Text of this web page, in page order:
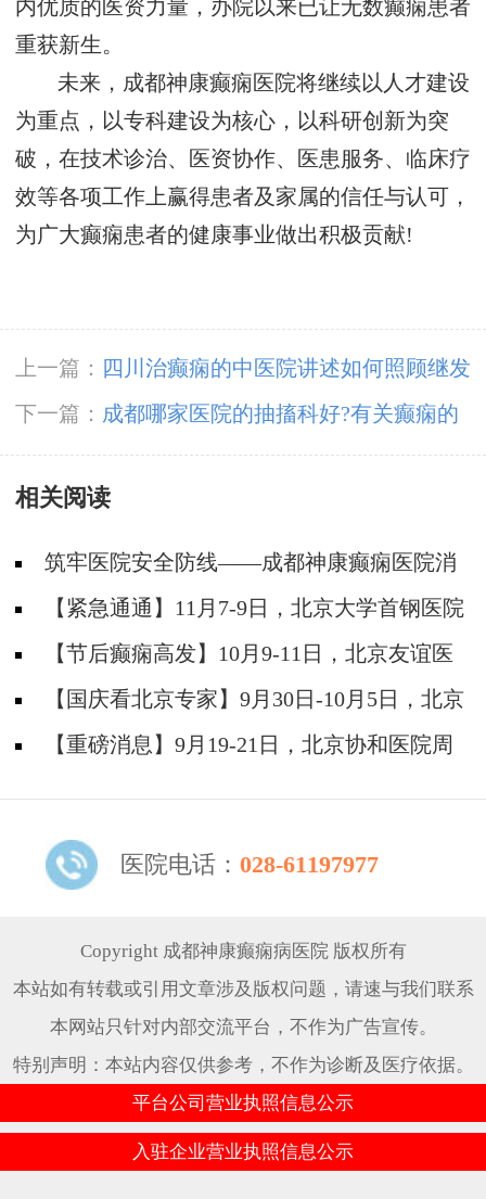
内优质的医资力量，办院以来已让无数癫痫患者
重获新生。
未来，成都神康癫痫医院将继续以人才建设
为重点，以专科建设为核心，以科研创新为突
破，在技术诊治、医资协作、医患服务、临床疗
效等各项工作上赢得患者及家属的信任与认可，
为广大癫痫患者的健康事业做出积极贡献!
上一篇： 四川治癫痫的中医院讲述如何照顾继发
性儿童癫痫患者?
下一篇： 成都哪家医院的抽搐科好?有关癫痫的
误区知多少?
相关阅读
筑牢医院安全防线——成都神康癫痫医院消
防安全培训纪实
【紧急通通】11月7-9日，北京大学首钢医院
神经内科胡颖教授亲临成都会诊，破解癫痫疑难
【节后癫痫高发】10月9-11日，北京友谊医
院陈葵博士免费会诊+治疗援助，破解癫痫难
题！
【国庆看北京专家】9月30日-10月5日，北京
天坛&首钢医院两大专家蓉城亲诊+癫痫大额救
【重磅消息】9月19-21日，北京协和医院周
医院电话： 028-61197977
Copyright 成都神康癫痫病医院 版权所有
本站如有转载或引用文章涉及版权问题，请速与我们联系
本网站只针对内部交流平台，不作为广告宣传。
特别声明：本站内容仅供参考，不作为诊断及医疗依据。
平台公司营业执照信息公示
入驻企业营业执照信息公示